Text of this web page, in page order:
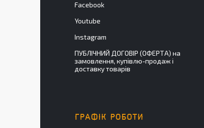
Facebook
Youtube
Instagram
ПУБЛІЧНИЙ ДОГОВІР (ОФЕРТА) на
замовлення, купівлю-продаж і
доставку товарів
ГРАФІК РОБОТИ